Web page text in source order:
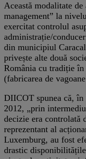
Această modalitate
management” la
exercitat controlul
administrație/
din municipiul
privește alte două
România cu tradiție
(fabricarea de
DIICOT spunea că,
2012, „prin
decizie era controlată
reprezentant al
Luxemburg, au fost
drastic